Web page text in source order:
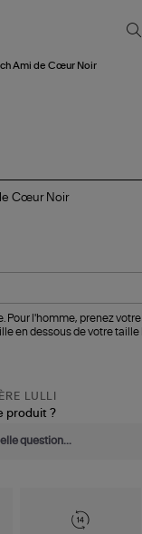
Ami de Cœur Noir
Cœur Noir
Pour l'homme, prenez
en dessous de votre
LULLI
produit ?